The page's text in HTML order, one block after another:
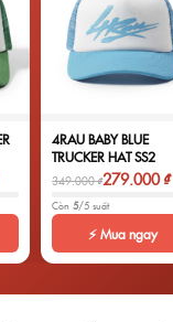
4RAU BABY BLUE
TRUCKER HAT SS2
349.000 ₫279.000 ₫
Còn5/5 suất
⚡ Mua ngay